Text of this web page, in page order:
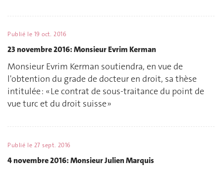
Publié le 19 oct. 2016
23 novembre 2016: Monsieur Evrim Kerman
Monsieur Evrim Kerman soutiendra, en vue de
l'obtention du grade de docteur en droit, sa thèse
intitulée : « Le contrat de sous-traitance du point de
vue turc et du droit suisse »
Publié le 27 sept. 2016
4 novembre 2016: Monsieur Julien Marquis